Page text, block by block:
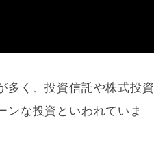
多く、投資信託や株式投資
ンな投資といわれていま